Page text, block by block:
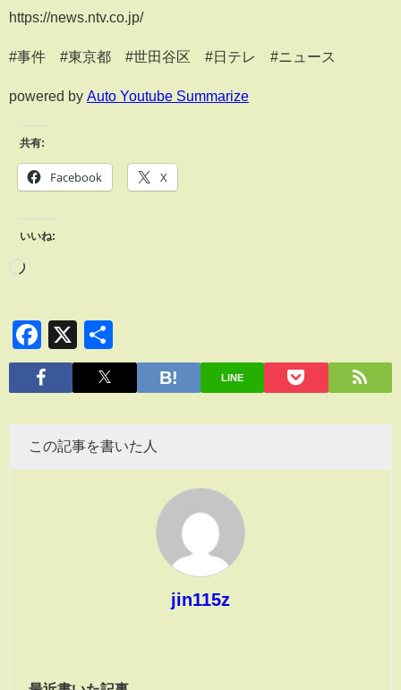
https://news.ntv.co.jp/
#事件 #東京都 #世田谷区 #日テレ #ニュース
powered by Auto Youtube Summarize
共有:
Facebook X
いいね:
Facebook
X
有
LINE
この記事を書いた人
jin115z